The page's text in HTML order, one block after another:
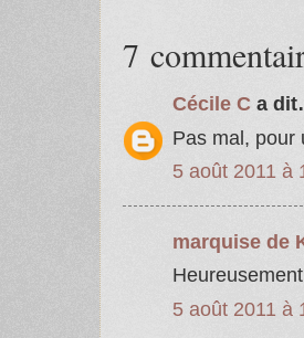
7
Cécile C a
Pas mal, pour
5 août 2011 à
marquise de
5 août 2011 à